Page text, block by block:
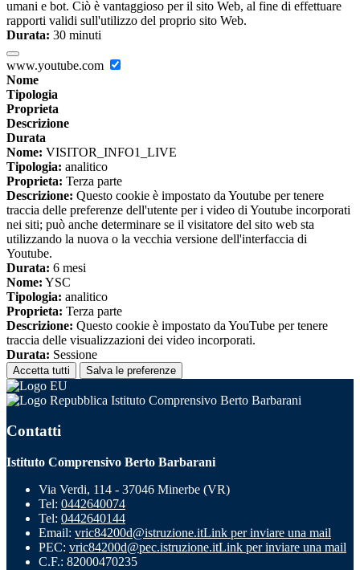
umani e bot. Ciò è vantaggioso per il sito Web, al fine di effettuare
rapporti validi sull'utilizzo del proprio sito Web.
Durata: 30 minuti
www.youtube.com
Nome
Tipologia
Proprieta
Descrizione
Durata
Nome: VISITOR_INFO1_LIVE
Tipologia: analitico
Proprieta: Terza parte
Descrizione: Questo cookie è impostato da Youtube per tenere
traccia delle preferenze dell'utente per i video di Youtube incorporati
nei siti; può anche determinare se il visitatore del sito web sta
utilizzando la nuova o la vecchia versione dell'interfaccia di
Youtube.
Durata: 6 mesi
Nome: YSC
Tipologia: analitico
Proprieta: Terza parte
Descrizione: Questo cookie è impostato da YouTube per tenere
traccia delle visualizzazioni dei video incorporati.
Durata: Sessione
Accetta tutti Salva le preferenze
Istituto Comprensivo Berto Barbarani
Contatti
Istituto Comprensivo Berto Barbarani
Via Verdi, 114 - 37046 Minerbe (VR)
Tel: 0442640074
Tel: 0442640144
Email: vric84200d@istruzione.itLink per inviare una mail
PEC: vric84200d@pec.istruzione.itLink per inviare una mail
C.F.: 82000470235